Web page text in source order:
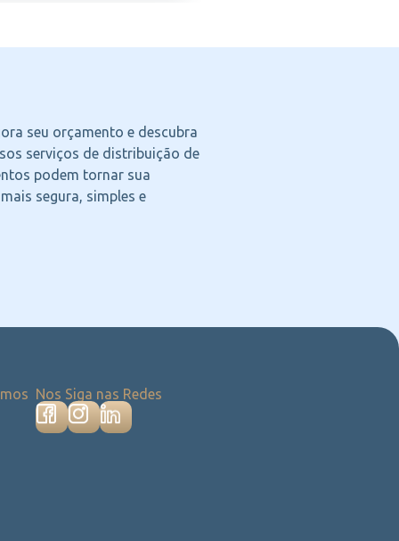
seu orçamento e descubra
serviços de distribuição de
podem tornar sua
segura, simples e
Nos Siga nas Redes